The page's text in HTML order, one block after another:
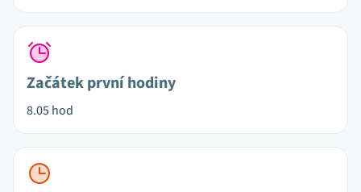
Začátek první hodiny
8.05 hod